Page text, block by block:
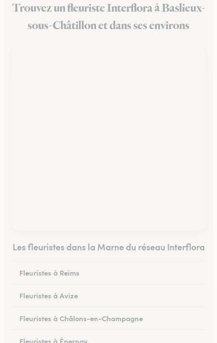
Trouvez un fleuriste Interflora à Baslieux-
sous-Châtillon et dans ses environs
Les fleuristes dans la Marne du réseau Interflora
Fleuristes à Reims
Fleuristes à Avize
Fleuristes à Châlons-en-Champagne
Fleuristes à Épernay